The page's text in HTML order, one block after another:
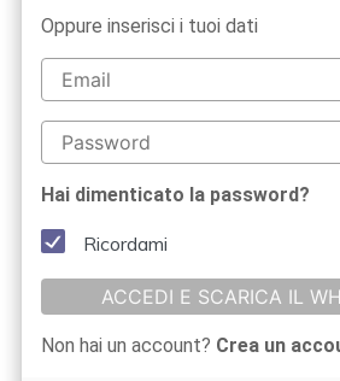
Oppure inserisci i tuoi dati
Hai dimenticato la password?
Ricordami
ACCEDI E SCARICA IL
Non hai un account? Crea un